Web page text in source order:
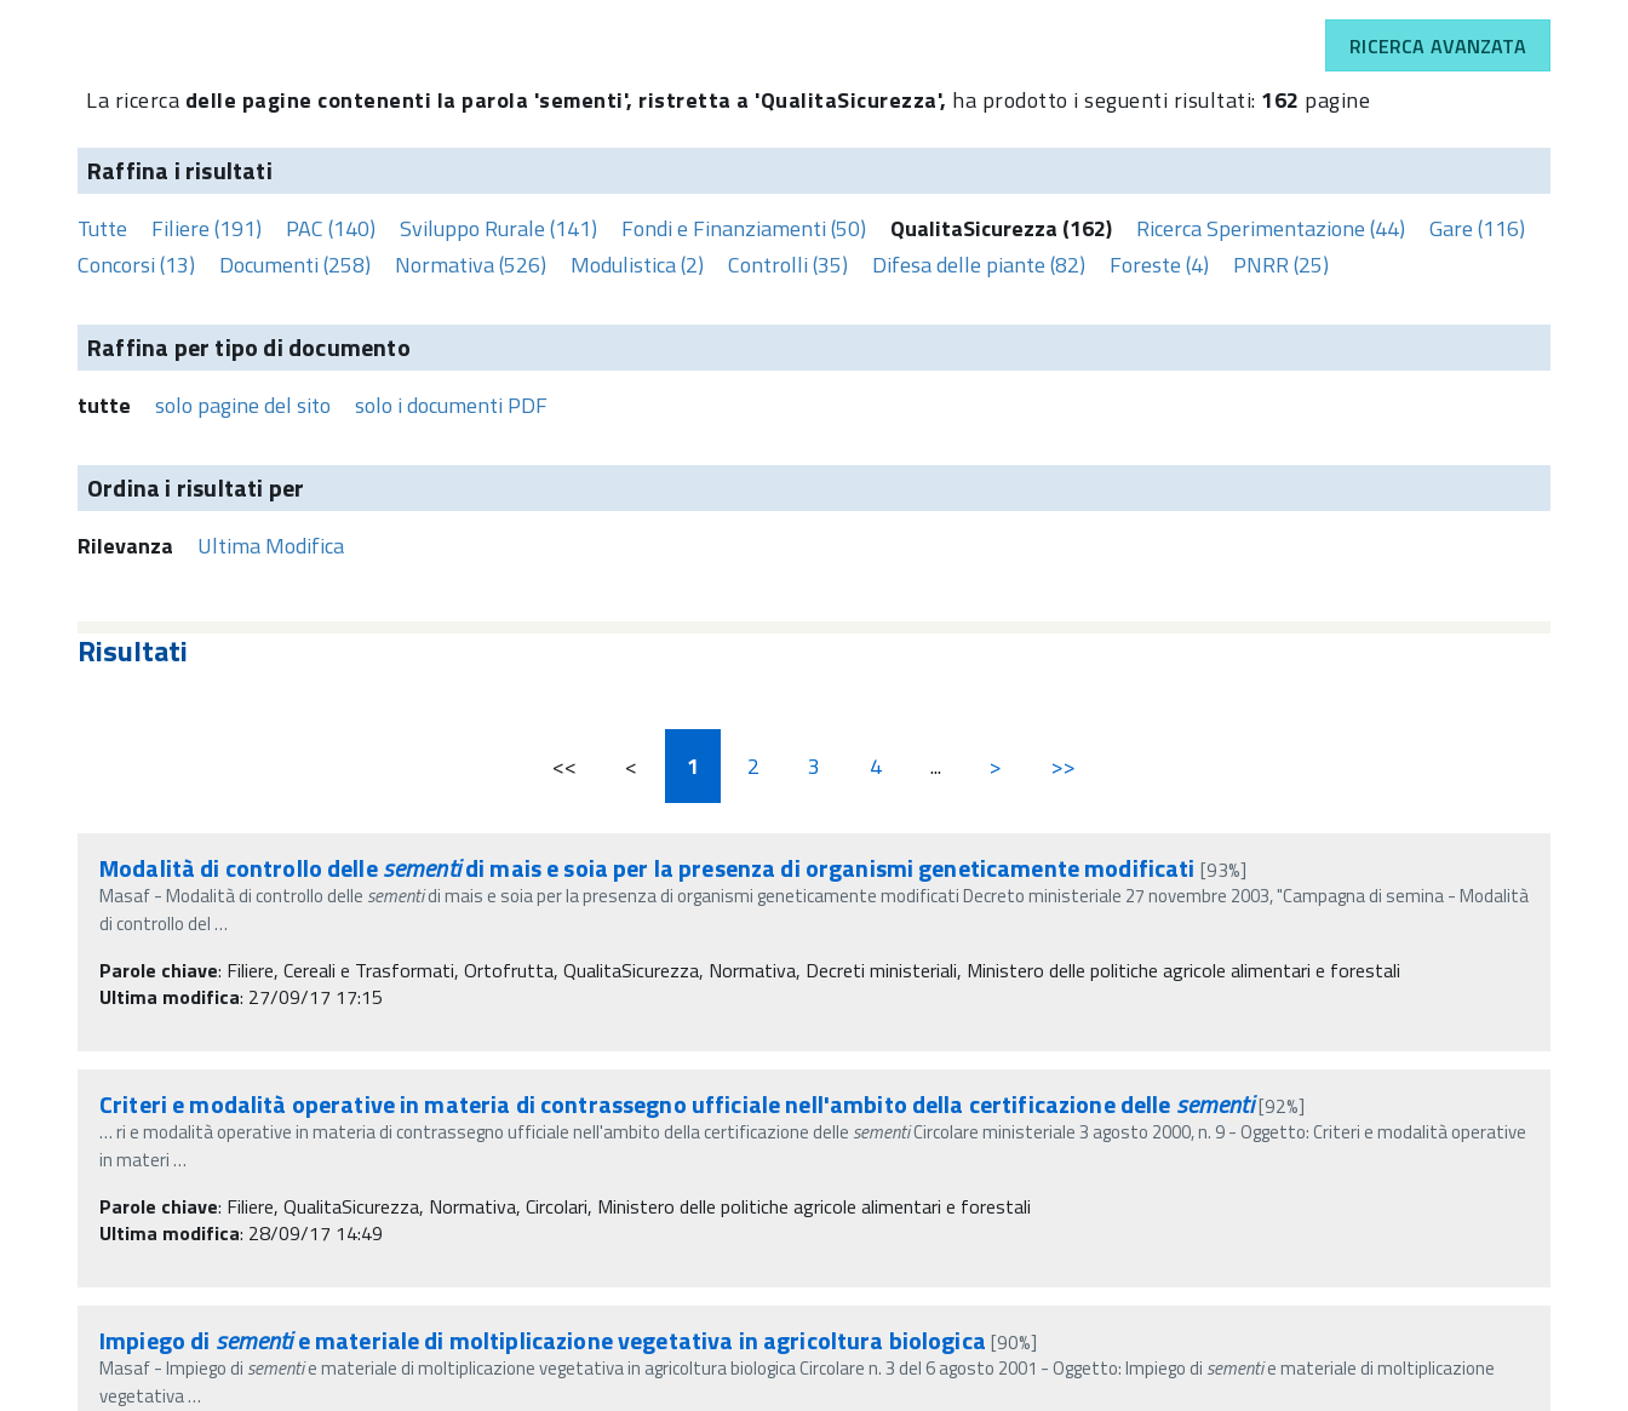
RICERCA AVANZATA
La ricerca delle pagine contenenti la parola 'sementi', ristretta a 'QualitaSicurezza', ha prodotto i seguenti risultati: 162 pagine
Raffina i risultati
Tutte Filiere (191) PAC (140) Sviluppo Rurale (141) Fondi e Finanziamenti (50) QualitaSicurezza (162) Ricerca Sperimentazione (44)
Gare (116)
Concorsi (13)
Documenti (258) Normativa (526) Modulistica (2) Controlli (35) Difesa delle piante (82) Foreste (4) PNRR (25)
Raffina per tipo di documento
tutte solo pagine del sito solo i documenti PDF
Ordina i risultati per
Rilevanza Ultima Modifica
Risultati
<< < 1 2 3 4 ... > >>
Modalità di controllo dellesementidi mais e soia per la presenza di organismi geneticamente modificati [93%]
Masaf - Modalità di controllo delle sementidi mais e soia per la presenza di organismi geneticamente modificati Decreto ministeriale 27 novembre 2003, "Campagna di semina - Modalità
di controllo del…
Parole chiave: Filiere, Cereali e Trasformati, Ortofrutta, QualitaSicurezza, Normativa, Decreti ministeriali, Ministero delle politiche agricole alimentari e forestali
Ultima modifica: 27/09/17 17:15
Criteri e modalità operative in materia di contrassegno ufficiale nell'ambito della certificazione dellesementi[92%]
…ri e modalità operative in materia di contrassegno ufficiale nell'ambito della certificazione delle sementiCircolare ministeriale 3 agosto 2000, n. 9 - Oggetto: Criteri e modalità operative
in materi…
Parole chiave: Filiere, QualitaSicurezza, Normativa, Circolari, Ministero delle politiche agricole alimentari e forestali
Ultima modifica: 28/09/17 14:49
Impiego di sementie materiale di moltiplicazione vegetativa in agricoltura biologica [90%]
Masaf - Impiego di sementie materiale di moltiplicazione vegetativa in agricoltura biologica Circolare n. 3 del 6 agosto 2001 - Oggetto: Impiego di sementie materiale di moltiplicazione
vegetativa…